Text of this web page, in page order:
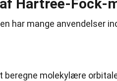
Hartree-Fock-
har mange anvendelser
beregne molekylære